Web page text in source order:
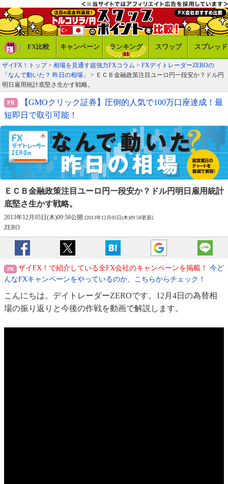
FX比較 キャンペーン ランキング スワップ スプレッド
ザイFX！トップ> 相場を見通す超強力FXコラム > FXデイトレーダーZEROの
「なんで動いた？ 昨日の相場」
> ＥＣＢ金融政策注目ユーロ円一段安か？ドル円
明日雇用統計底堅さ生かす戦略。
【GMOクリック証券】圧倒的人気で100万口座達成！最
短即日で取引可能！
ＥＣＢ金融政策注目ユーロ円一段安か？ ドル円明日雇用統計
底堅さ生かす戦略。
2013年12月05日(木)09:58公開 [2013年12月05日(木)09:58更新]
ZERO
ザイFX！で紹介している全FX会社のキャンペーンを掲載！
今ど
んなFXキャンペーンをやっているのか、こちらからチェック！
こんにちは。デイトレーダーZEROです。12月4日の為替相
場の振り返りと今後の作戦を動画で解説します。